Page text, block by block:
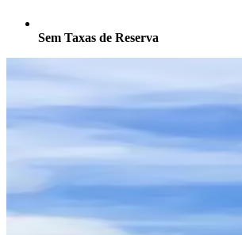
Sem Taxas de Reserva